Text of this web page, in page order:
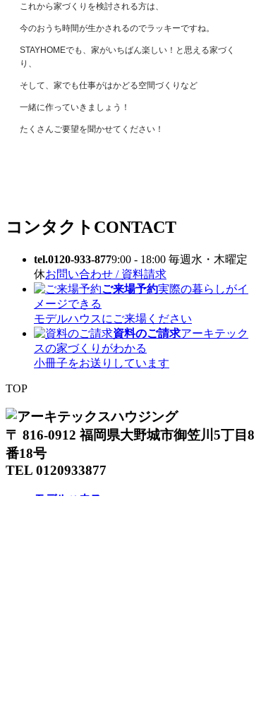
これから家づくりを検討される方は、
今のおうち時間が生かされるのでラッキーですね。
STAYHOMEでも、家がいちばん楽しい！と思える家づく
り、
そして、家でも仕事がはかどる空間づくりなど
一緒に作っていきましょう！
たくさんご要望を聞かせてください！
コンタクト CONTACT
tel.0120-933-8779:00 - 18:00 毎週水・木曜定
休お問い合わせ / 資料請求
ご来場予約実際の暮らしがイ
メージできる
モデルハウスにご来場ください
資料のご請求アーキテック
スの家づくりがわかる
小冊子をお送りしています
TOP
〒 816-0912 福岡県大野城市御笠川5丁目8
番18号
TEL 0120933877
モデルハウス